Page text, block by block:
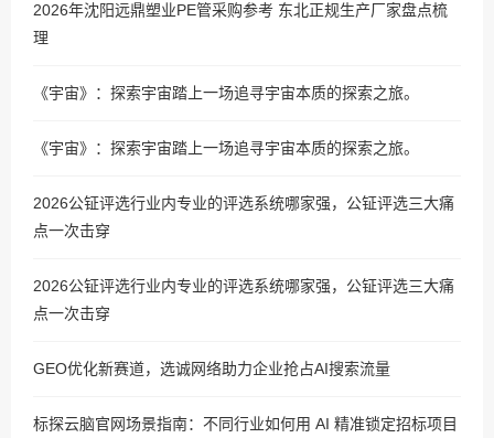
2026年沈阳远鼎塑业PE管采购参考 东北正规生产厂家盘点梳
理
《宇宙》：探索宇宙踏上一场追寻宇宙本质的探索之旅。
《宇宙》：探索宇宙踏上一场追寻宇宙本质的探索之旅。
2026公钲评选行业内专业的评选系统哪家强，公钲评选三大痛
点一次击穿
2026公钲评选行业内专业的评选系统哪家强，公钲评选三大痛
点一次击穿
GEO优化新赛道，选诚网络助力企业抢占AI搜索流量
标探云脑官网场景指南：不同行业如何用 AI 精准锁定招标项目